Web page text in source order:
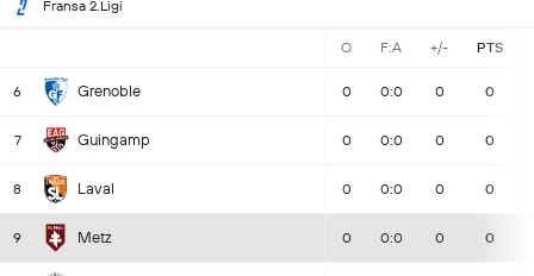
Fransa 2.Ligi
O F:A +/- PTS
6 Grenoble 0 0:0 0 0
7 Guingamp 0 0:0 0 0
8 Laval 0 0:0 0 0
9 Metz 0 0:0 0 0